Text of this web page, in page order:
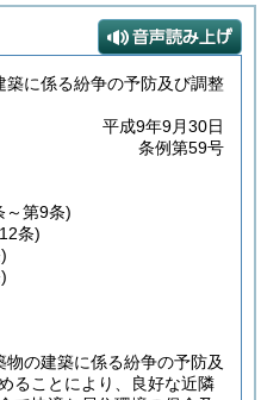
築に係る紛争の予防及び調整
平成9年9月30日
条例第59号
～第9条)
条)
物の建築に係る紛争の予防及
ることにより、良好な近隣